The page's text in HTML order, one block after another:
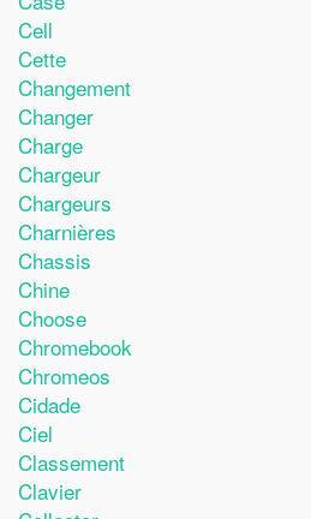
Cell
Cette
Changement
Changer
Charge
Chargeur
Chargeurs
Charnières
Chassis
Chine
Choose
Chromebook
Chromeos
Cidade
Ciel
Classement
Clavier